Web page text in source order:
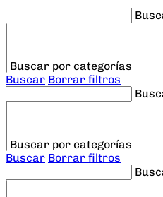
Buscar por categorías
Buscar Borrar filtros
Buscar por categorías
Buscar Borrar filtros